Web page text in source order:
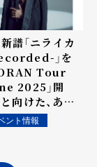
」を
Tour
2025」開
向けた、あら
語の第一歩。
ント情報